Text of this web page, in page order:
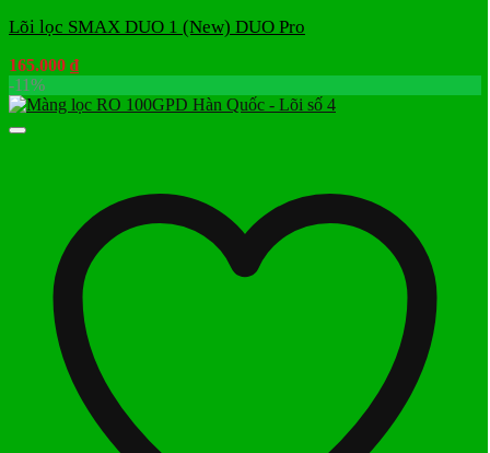
Lõi lọc SMAX DUO 1 (New) DUO Pro
165.000 ₫
-11%